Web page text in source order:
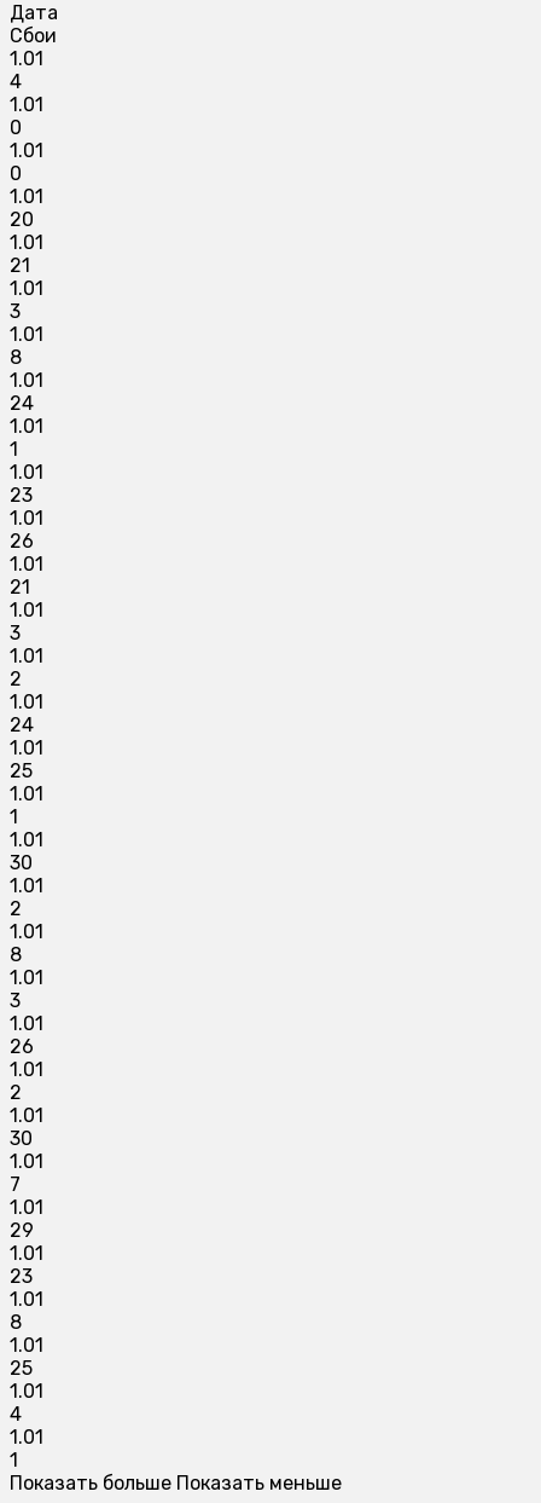
Дата
Сбои
1.01
4
1.01
0
1.01
0
1.01
20
1.01
21
1.01
3
1.01
8
1.01
24
1.01
1
1.01
23
1.01
26
1.01
21
1.01
3
1.01
2
1.01
24
1.01
25
1.01
1
1.01
30
1.01
2
1.01
8
1.01
3
1.01
26
1.01
2
1.01
30
1.01
7
1.01
29
1.01
23
1.01
8
1.01
25
1.01
4
1.01
1
Показать больше Показать меньше